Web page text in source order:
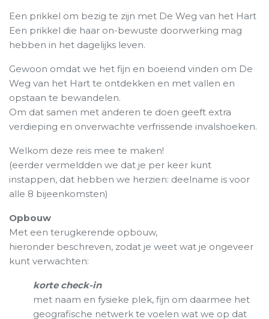
Een prikkel om bezig te zijn met De Weg van het Hart
Een prikkel die haar on-bewuste doorwerking mag
hebben in het dagelijks leven.
Gewoon omdat we het fijn en boeiend vinden om De
Weg van het Hart te ontdekken en met vallen en
opstaan te bewandelen.
Om dat samen met anderen te doen geeft extra
verdieping en onverwachte verfrissende invalshoeken.
Welkom deze reis mee te maken!
(eerder vermeldden we dat je per keer kunt
instappen, dat hebben we herzien: deelname is voor
alle 8 bijeenkomsten)
Opbouw
Met een terugkerende opbouw,
hieronder beschreven, zodat je weet wat je ongeveer
kunt verwachten:
korte check-in
met naam en fysieke plek, fijn om daarmee het
geografische netwerk te voelen wat we op dat